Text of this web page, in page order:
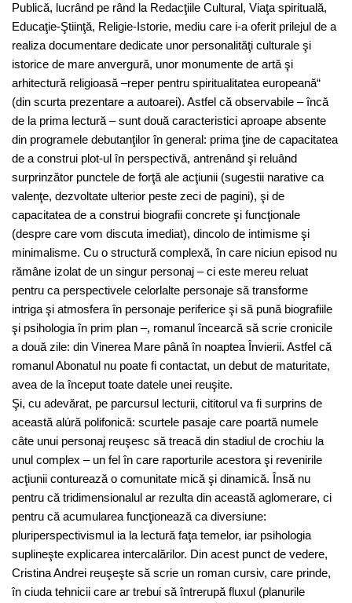
Publică, lucrând pe rând la Redacţiile Cultural, Viaţa spirituală,
Educaţie-Ştiinţă, Religie-Istorie, mediu care i-a oferit prilejul de a
realiza documentare dedicate unor personalităţi culturale şi
istorice de mare anvergură, unor monumente de artă şi
arhitectură religioasă –reper pentru spiritualitatea europeană“
(din scurta prezentare a autoarei). Astfel că observabile – încă
de la prima lectură – sunt două caracteristici aproape absente
din programele debutanţilor în general: prima ţine de capacitatea
de a construi plot-ul în perspectivă, antrenând şi reluând
surprinzător punctele de forţă ale acţiunii (sugestii narative ca
valenţe, dezvoltate ulterior peste zeci de pagini), şi de
capacitatea de a construi biografii concrete şi funcţionale
(despre care vom discuta imediat), dincolo de intimisme şi
minimalisme. Cu o structură complexă, în care niciun episod nu
rămâne izolat de un singur personaj – ci este mereu reluat
pentru ca perspectivele celorlalte personaje să transforme
intriga şi atmosfera în personaje periferice şi să pună biografiile
şi psihologia în prim plan –, romanul încearcă să scrie cronicile
a două zile: din Vinerea Mare până în noaptea Învierii. Astfel că
romanul Abonatul nu poate fi contactat, un debut de maturitate,
avea de la început toate datele unei reuşite.
Şi, cu adevărat, pe parcursul lecturii, cititorul va fi surprins de
această alúră polifonică: scurtele pasaje care poartă numele
câte unui personaj reuşesc să treacă din stadiul de crochiu la
unul complex – un fel în care raporturile acestora şi revenirile
acţiunii conturează o comunitate mică şi dinamică. Însă nu
pentru că tridimensionalul ar rezulta din această aglomerare, ci
pentru că acumularea funcţionează ca diversiune:
pluriperspectivismul ia la lectură faţa temelor, iar psihologia
suplineşte explicarea intercalărilor. Din acest punct de vedere,
Cristina Andrei reuşeşte să scrie un roman cursiv, care prinde,
în ciuda tehnicii care ar trebui să întrerupă fluxul (planurile